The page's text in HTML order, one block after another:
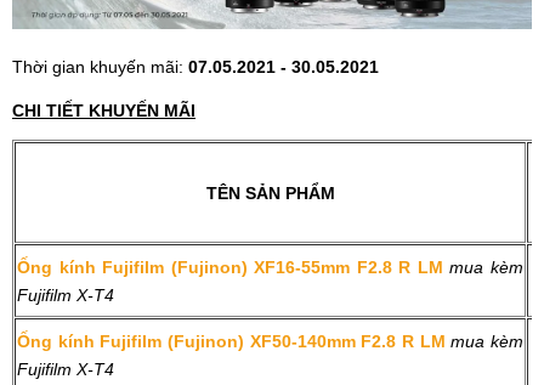
Thời gian khuyến mãi: 07.05.2021 - 30.05.2021
CHI TIẾT KHUYẾN MÃI
TÊN SẢN PHẨM
Ống kính Fujifilm (Fujinon) XF16-55mm F2.8 R LM mua kèm
Fujifilm X-T4
Ống kính Fujifilm (Fujinon) XF50-140mm F2.8 R LM mua kèm
Fujifilm X-T4